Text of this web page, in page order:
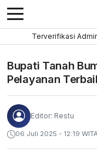
Terverifikasi
Bupati Tanah
Pelayanan
Editor: Restu
06 Juli 2025 - 12:19